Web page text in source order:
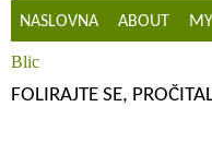
NASLOVNA ABOUT
Blic
FOLIRAJTE SE,